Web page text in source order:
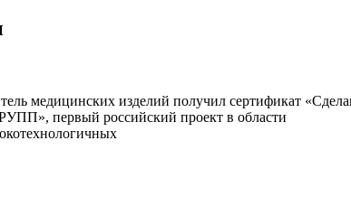
медицинских изделий получил сертификат
первый российский проект в области